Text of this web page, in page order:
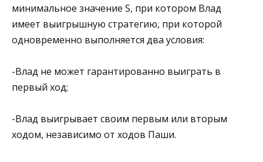
минимальное значение S, при котором Влад
имеет выигрышную стратегию, при которой
одновременно выполняется два условия:
-Влад не может гарантированно выиграть в
первый ход;
-Влад выигрывает своим первым или вторым
ходом, независимо от ходов Паши.